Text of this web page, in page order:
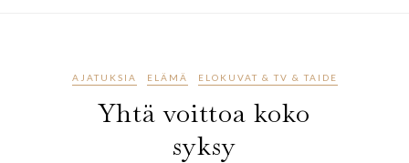
AJATUKSIA ELÄMÄ ELOKUVAT & TV & TAIDE
Yhtä voittoa koko
syksy